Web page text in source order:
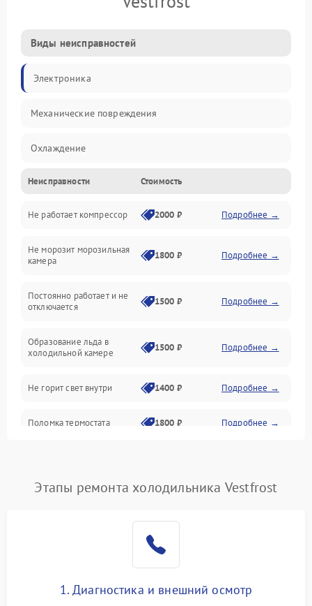
Виды неисправностей
Электроника
Механические повреждения
Охлаждение
Механика
Электропитание
Дренаж
Неисправности Стоимость
Не работает компрессор 2000 ₽ Подробнее →
Не морозит морозильная
камера
1800 ₽ Подробнее →
Постоянно работает и не
отключается
1500 ₽ Подробнее →
Образование льда в
холодильной камере
1500 ₽ Подробнее →
Не горит свет внутри 1400 ₽ Подробнее →
Поломка термостата 1800 ₽ Подробнее →
Поломка системы No Frost 2600 ₽ Подробнее →
Этапы ремонта холодильника Vestfrost
1. Диагностика и внешний осмотр